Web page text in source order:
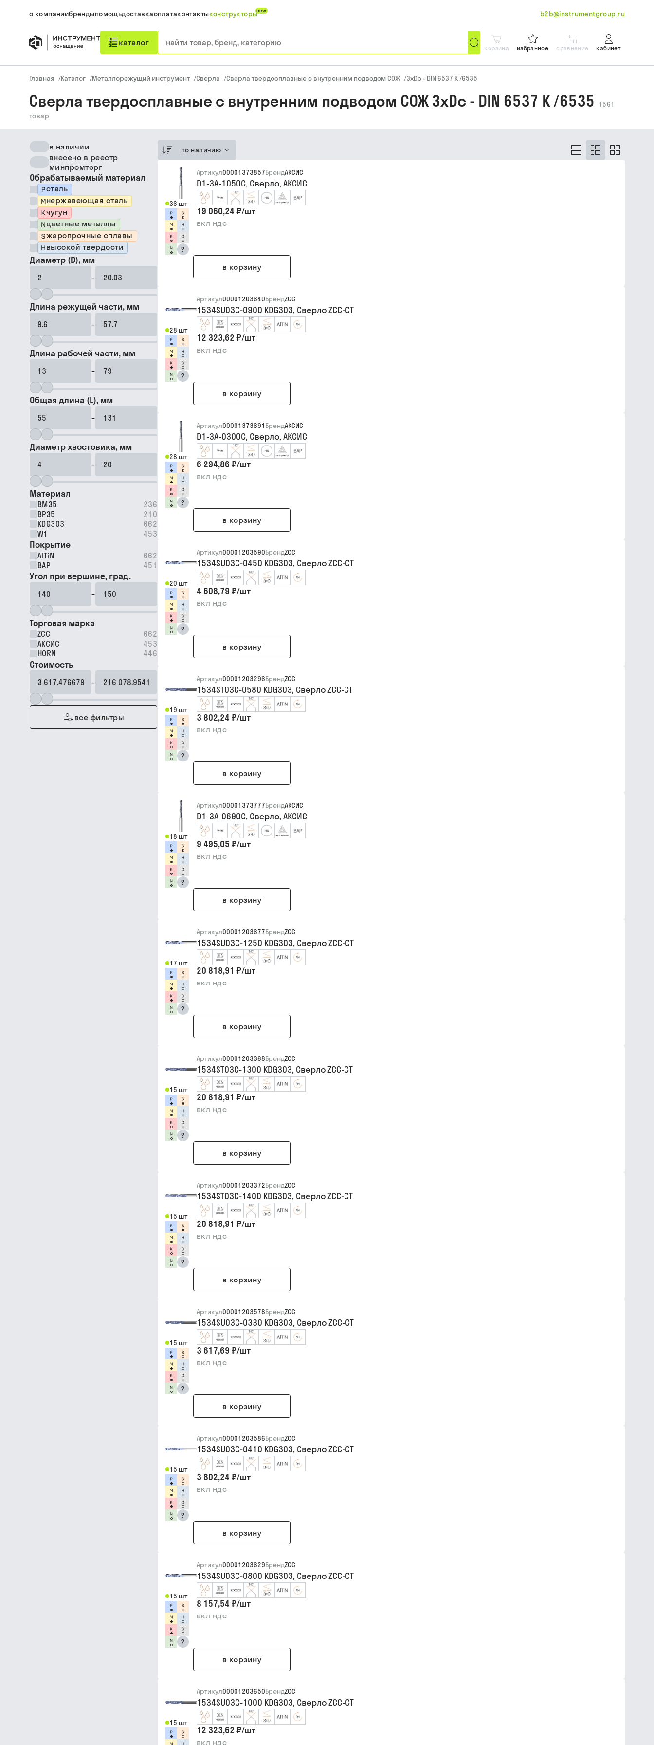
о компаниибрендыпомощьдоставкаоплатаконтактыконструкторыnew b2b@instrumentgroup.ru
каталог
корзина избранное сравнение кабинет
Главная /Каталог /Металлорежущий инструмент /Сверла /Сверла твердосплавные с внутренним подводом СОЖ /3xDc - DIN 6537 K /6535
Сверла твердосплавные с внутренним подводом СОЖ 3xDc - DIN 6537 K /6535
1561
товар
в наличии
внесено в реестр
минпромторг
Обрабатываемый материал
сталь
нержавеющая сталь
чугун
цветные металлы
жаропрочные сплавы
высокой твердости
Диаметр (D), мм
–
Длина режущей части, мм
–
Длина рабочей части, мм
–
Общая длина (L), мм
–
Диаметр хвостовика, мм
–
Материал
BM35
236
BP35
210
KDG303
662
W1
453
Покрытие
AlTiN
662
BAP
451
Угол при вершине, град.
–
Торговая марка
ZCC
662
АКСИС
453
HORN
446
Стоимость
–
все фильтры
по наличию
36 шт
?
Артикул00001373857БрендАКСИС
D1-3A-1050C, Сверло, АКСИС
19 060,24 ₽/шт
вкл ндс
в корзину
28 шт
?
Артикул00001203640БрендZCC
1534SU03C-0900 KDG303, Сверло ZCC-CT
12 323,62 ₽/шт
вкл ндс
в корзину
28 шт
?
Артикул00001373691 БрендАКСИС
D1-3A-0300C, Сверло, АКСИС
6 294,86 ₽/шт
вкл ндс
в корзину
20 шт
?
Артикул00001203590БрендZCC
1534SU03C-0450 KDG303, Сверло ZCC-CT
4 608,79 ₽/шт
вкл ндс
в корзину
19 шт
?
Артикул00001203296БрендZCC
1534ST03C-0580 KDG303, Сверло ZCC-CT
3 802,24 ₽/шт
вкл ндс
в корзину
18 шт
?
Артикул00001373777БрендАКСИС
D1-3A-0690C, Сверло, АКСИС
9 495,05 ₽/шт
вкл ндс
в корзину
17 шт
?
Артикул00001203677БрендZCC
1534SU03C-1250 KDG303, Сверло ZCC-CT
20 818,91 ₽/шт
вкл ндс
в корзину
15 шт
?
Артикул00001203368БрендZCC
1534ST03C-1300 KDG303, Сверло ZCC-CT
20 818,91 ₽/шт
вкл ндс
в корзину
15 шт
?
Артикул00001203372БрендZCC
1534ST03C-1400 KDG303, Сверло ZCC-CT
20 818,91 ₽/шт
вкл ндс
в корзину
15 шт
?
Артикул00001203578БрендZCC
1534SU03C-0330 KDG303, Сверло ZCC-CT
3 617,69 ₽/шт
вкл ндс
в корзину
15 шт
?
Артикул00001203586БрендZCC
1534SU03C-0410 KDG303, Сверло ZCC-CT
3 802,24 ₽/шт
вкл ндс
в корзину
15 шт
?
Артикул00001203629БрендZCC
1534SU03C-0800 KDG303, Сверло ZCC-CT
8 157,54 ₽/шт
вкл ндс
в корзину
15 шт
Артикул00001203650БрендZCC
1534SU03C-1000 KDG303, Сверло ZCC-CT
12 323,62 ₽/шт
вкл ндс